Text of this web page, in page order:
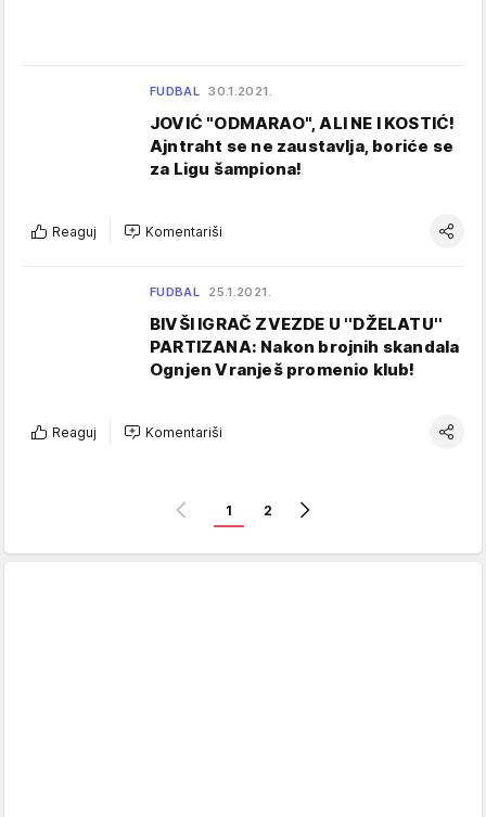
FUDBAL 30.1.2021.
JOVIĆ "ODMARAO", ALI NE I KOSTIĆ!
Ajntraht se ne zaustavlja, boriće se
za Ligu šampiona!
Reaguj Komentariši
FUDBAL 25.1.2021.
BIVŠI IGRAČ ZVEZDE U ''DŽELATU''
PARTIZANA: Nakon brojnih skandala
Ognjen Vranješ promenio klub!
Reaguj Komentariši
1 2